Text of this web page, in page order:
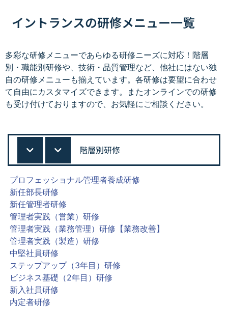
イントランスの研修メニュー一覧
多彩な研修メニューであらゆる研修ニーズに対応！階層
別・職能別研修や、技術・品質管理など、他社にはない独
自の研修メニューも揃えています。各研修は要望に合わせ
て自由にカスタマイズできます。またオンラインでの研修
も受け付けておりますので、お気軽にご相談ください。
階層別研修
プロフェッショナル管理者養成研修
新任部長研修
新任管理者研修
管理者実践（営業）研修
管理者実践（業務管理）研修【業務改善】
管理者実践（製造）研修
中堅社員研修
ステップアップ（3年目）研修
ビジネス基礎（2年目）研修
新入社員研修
内定者研修